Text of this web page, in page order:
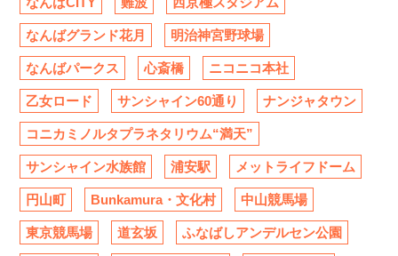
なんばグランド花月 明治神宮野球場
なんばパークス 心斎橋 ニコニコ本社
乙女ロード サンシャイン60通り ナンジャタウン
コニカミノルタプラネタリウム“満天”
サンシャイン水族館 浦安駅 メットライフドーム
円山町 Bunkamura・文化村 中山競馬場
東京競馬場 道玄坂 ふなばしアンデルセン公園